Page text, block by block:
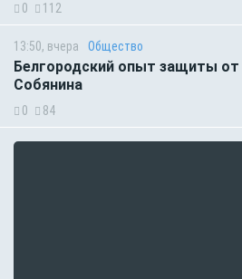
0 112
13:50, вчера Общество
Белгородский опыт защиты
Собянина
0 84